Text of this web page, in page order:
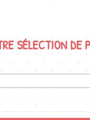
SÉLECTION DE